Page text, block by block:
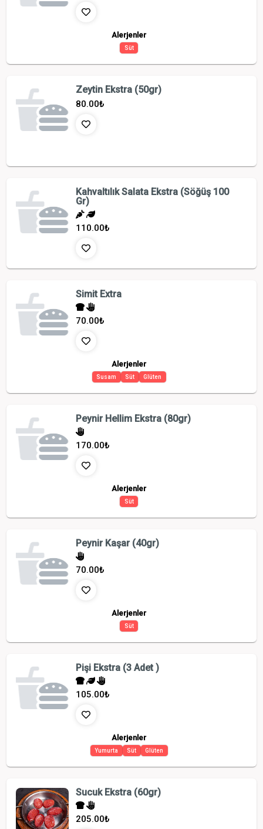
Alerjenler
Süt
Zeytin Ekstra (50gr)
80.00₺
Kahvaltılık Salata Ekstra (Söğüş 100
Gr)
110.00₺
Simit Extra
70.00₺
Alerjenler
Susam Süt Glüten
Peynir Hellim Ekstra (80gr)
170.00₺
Alerjenler
Süt
Peynir Kaşar (40gr)
70.00₺
Alerjenler
Süt
Pişi Ekstra (3 Adet )
105.00₺
Alerjenler
Yumurta Süt Glüten
Sucuk Ekstra (60gr)
205.00₺